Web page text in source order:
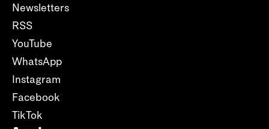
Newsletters
RSS
YouTube
WhatsApp
Instagram
Facebook
TikTok